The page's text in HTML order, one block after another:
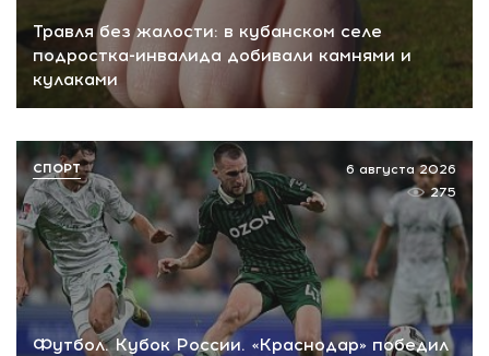
Травля без жалости: в кубанском селе
подростка-инвалида добивали камнями и
кулаками
Футбол. Кубок России. «Краснодар» победил
6 августа 2026
275
СПОРТ